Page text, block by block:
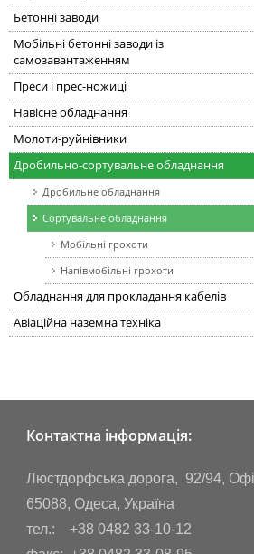
Бетонні заводи
Мобільні бетонні заводи із
самозавантаженням
Преси і прес-ножиці
Навісне обладнання
Молоти-руйнівники
Дробильно-сортувальне обладнання
Дробильне обладнання
Сортувальне обладнання
Мобільні грохоти
Напівмобільні грохоти
Обладнання для прокладання кабелів
Авіаційна наземна техніка
Контактна інформація:
Люстдорфська дорога, 92/94,
65088, Одеса, Україна
тел.: +38 0482 33-10-12